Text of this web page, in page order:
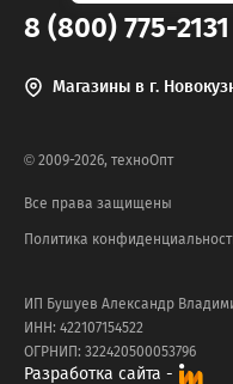
8 (800) 775-2131
Магазины в г.
© 2009-2026, техноОпт
Все права защищены
Политика
ИП Бушуев Александр
ИНН: 422107154522
ОГРНИП: 322420500053796
Разработка сайта -